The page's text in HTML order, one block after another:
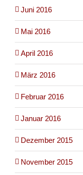
Juni 2016
Mai 2016
April 2016
März 2016
Februar 2016
Januar 2016
Dezember 2015
November 2015